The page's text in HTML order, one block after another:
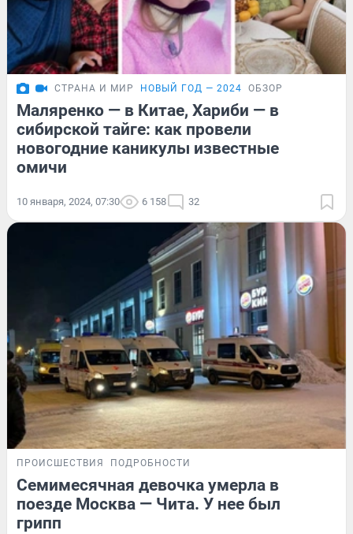
СТРАНА И МИР НОВЫЙ ГОД — 2024 ОБЗОР
Маляренко — в Китае, Хариби — в
сибирской тайге: как провели
новогодние каникулы известные
омичи
10 января, 2024, 07:30 6 158 32
ПРОИСШЕСТВИЯ ПОДРОБНОСТИ
Семимесячная девочка умерла в
поезде Москва — Чита. У нее был
грипп